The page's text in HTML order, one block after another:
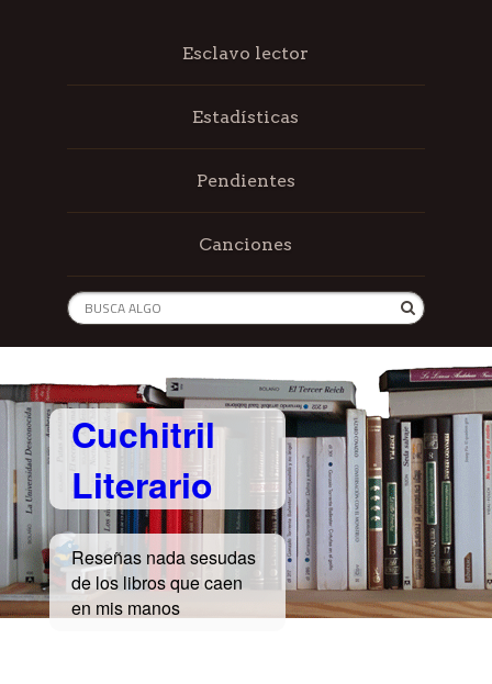
Esclavo lector
Estadísticas
Pendientes
Canciones
Cuchitril
Literario
Reseñas nada sesudas
de los libros que caen
en mis manos